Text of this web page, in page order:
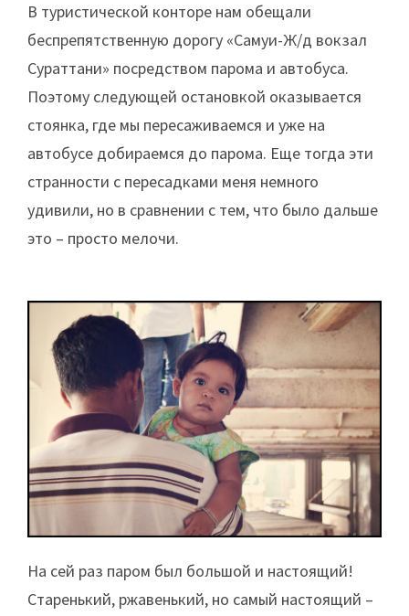
В туристической конторе нам обещали
беспрепятственную дорогу «Самуи-Ж/д вокзал
Сураттани» посредством парома и автобуса.
Поэтому следующей остановкой оказывается
стоянка, где мы пересаживаемся и уже на
автобусе добираемся до парома. Еще тогда эти
странности с пересадками меня немного
удивили, но в сравнении с тем, что было дальше
это – просто мелочи.
На сей раз паром был большой и настоящий!
Старенький, ржавенький, но самый настоящий –